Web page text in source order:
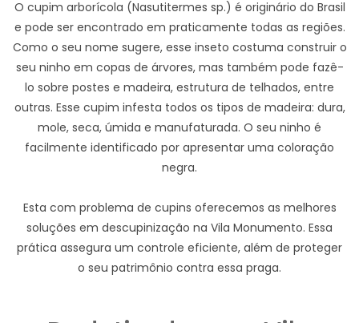
O cupim arborícola (Nasutitermes sp.) é originário do Brasil
e pode ser encontrado em praticamente todas as regiões.
Como o seu nome sugere, esse inseto costuma construir o
seu ninho em copas de árvores, mas também pode fazê-
lo sobre postes e madeira, estrutura de telhados, entre
outras. Esse cupim infesta todos os tipos de madeira: dura,
mole, seca, úmida e manufaturada. O seu ninho é
facilmente identificado por apresentar uma coloração
negra.
Esta com problema de cupins oferecemos as melhores
soluções em descupinização na Vila Monumento. Essa
prática assegura um controle eficiente, além de proteger
o seu patrimônio contra essa praga.